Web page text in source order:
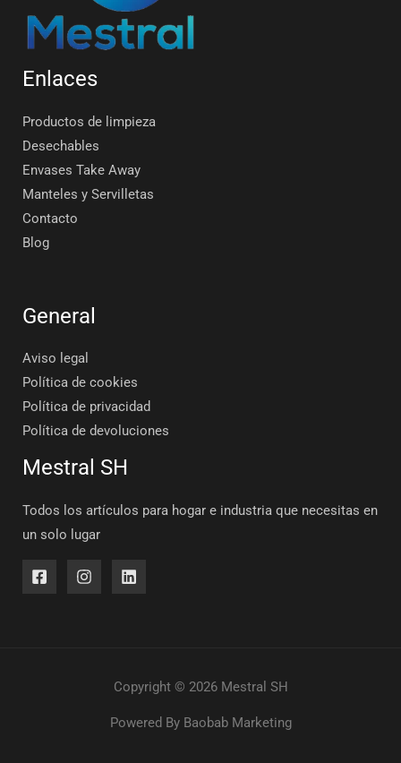
Enlaces
Productos de limpieza
Desechables
Envases Take Away
Manteles y Servilletas
Contacto
Blog
General
Aviso legal
Política de cookies
Política de privacidad
Política de devoluciones
Mestral SH
Todos los artículos para hogar e industria que necesitas en
un solo lugar
Copyright © 2026 Mestral SH
Powered By Baobab Marketing